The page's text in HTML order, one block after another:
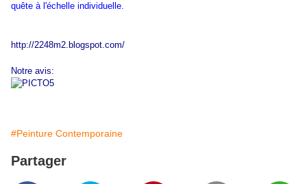
quête à l'échelle individuelle.
http://2248m2.blogspot.com/
Notre avis:
#Peinture Contemporaine
Partager